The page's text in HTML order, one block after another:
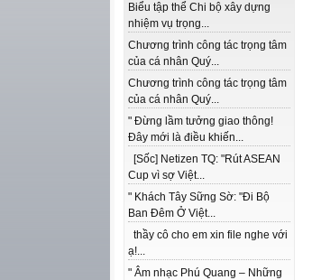
Biểu tập thể Chi bộ xây dựng
nhiệm vụ trọng...
Chương trình công tác trọng tâm
của cá nhân Quý...
Chương trình công tác trọng tâm
của cá nhân Quý...
" Đừng lầm tưởng giao thông!
Đây mới là điều khiến...
[Sốc] Netizen TQ: "Rút ASEAN
Cup vì sợ Việt...
" Khách Tây Sững Sờ: "Đi Bộ
Ban Đêm Ở Việt...
thầy cô cho em xin file nghe với
ạ!...
" Âm nhạc Phú Quang – Những